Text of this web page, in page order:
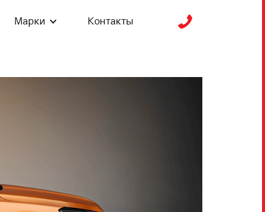
Марки Контакты